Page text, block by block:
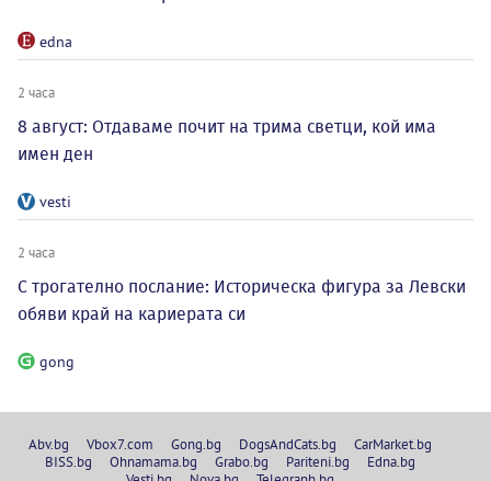
edna
2 часа
8 август: Отдаваме почит на трима светци, кой има
имен ден
vesti
2 часа
С трогателно послание: Историческа фигура за Левски
обяви край на кариерата си
gong
Abv.bg Vbox7.com Gong.bg DogsAndCats.bg
CarMarket.bg
BISS.bg
Ohnamama.bg Grabo.bg Pariteni.bg
Edna.bg